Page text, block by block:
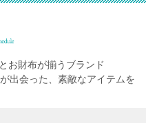
お財布が揃うブランド
出会った、素敵なアイテムを